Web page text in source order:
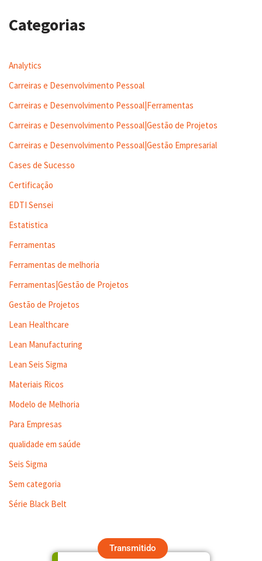
Categorias
Analytics
Carreiras e Desenvolvimento Pessoal
Carreiras e Desenvolvimento Pessoal|Ferramentas
Carreiras e Desenvolvimento Pessoal|Gestão de Projetos
Carreiras e Desenvolvimento Pessoal|Gestão Empresarial
Cases de Sucesso
Certificação
EDTI Sensei
Estatistica
Ferramentas
Ferramentas de melhoria
Ferramentas|Gestão de Projetos
Gestão de Projetos
Lean Healthcare
Lean Manufacturing
Lean Seis Sigma
Materiais Ricos
Modelo de Melhoria
Para Empresas
qualidade em saúde
Seis Sigma
Sem categoria
Série Black Belt
Transmitido